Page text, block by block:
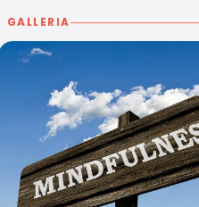
GALLERIA